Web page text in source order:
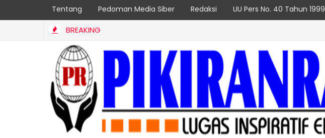
Tentang Pedoman Media Siber Redaksi UU Pers No. 40 Tahun 1999
BREAKING
Andalan Mitra Prestasi (AMP) BUJP Terbaik Sumbar, Borong 2 Prestasi Sekaligus